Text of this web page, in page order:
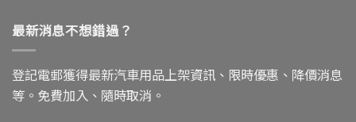
最新消息不想錯過？
登記電郵獲得最新汽車用品上架資訊、限時優惠、降價消息
等。免費加入、隨時取消。